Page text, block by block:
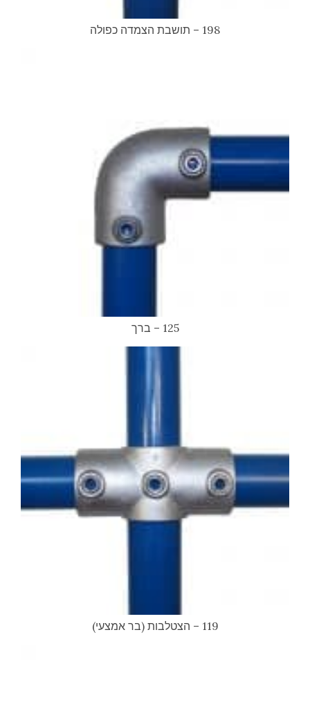
198 – תושבת הצמדה כפולה
125 – ברך
119 – הצטלבות (בר אמצעי)